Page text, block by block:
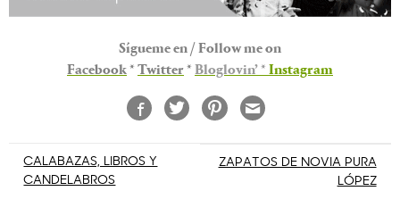
Sígueme en / Follow me on
Facebook* Twitter* Bloglovin’* Instagram
Navegación
de
CALABAZAS, LIBROS Y
CANDELABROS
ZAPATOS DE NOVIA PURA
LÓPEZ